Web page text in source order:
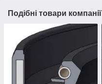
Подібні товари компанії